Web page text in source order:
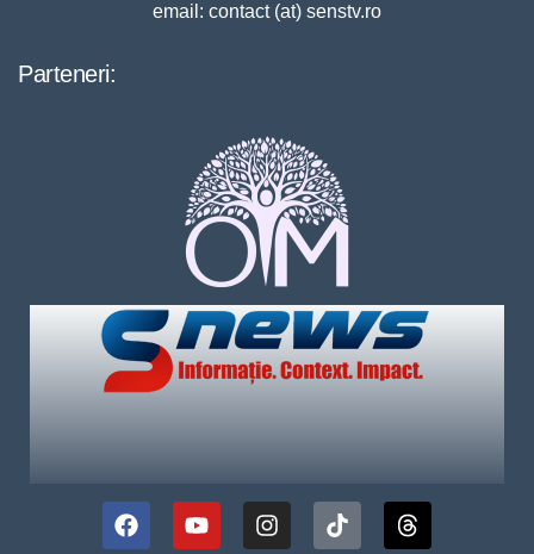
email: contact (at) senstv.ro
Parteneri: